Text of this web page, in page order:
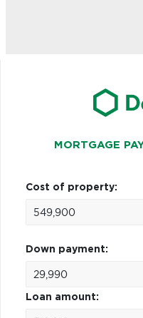
MORTGAGE
Cost of property:
Down payment:
Loan amount: